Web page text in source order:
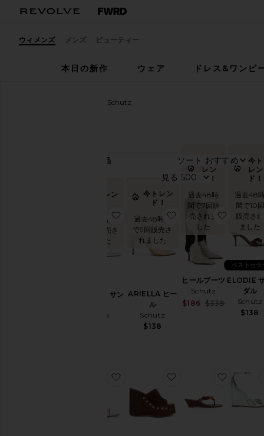
ウィメンズ メンズ ビューティー
本日の新作
ウェア ドレス&ワンピ
Schutz
商品
ソート
今トレン
過去48時間
で14回販売さ
れました
CAROLYN サン
Schutz
お気に入りCAROLYN サンダル
今トレン
ド！
過去48時間
で9回販売さ
れました
ARIELLA ヒー
ル
Schutz
$138
お気に入りARIELLA
今ト
レン
ド！
過去48時
間で7回販
売されま
した
ヒールブーツ
Schutz
Sale price:
$186
Previous
$338
お気に
今ト
レン
ド！
過去48時
間で10回
販売され
ました
ELODIE
ダル
Schutz
$138
ベストセラ
お気に入りELODIE VINYL サンダル
お気に入りDALLE
お気に